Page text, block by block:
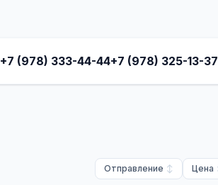
+7 (978) 333-44-44+7 (978) 325-13-37
Отправление Цена